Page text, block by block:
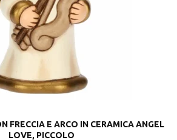
FRECCIA E ARCO IN CERAMICA ANGEL
LOVE, PICCOLO